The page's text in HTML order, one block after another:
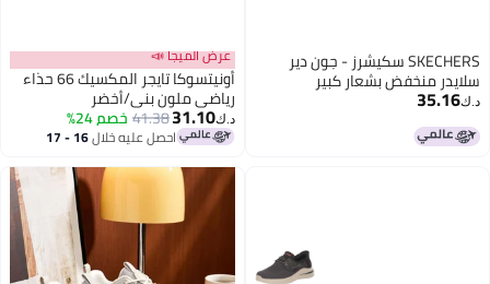
SKECHERS سكيشرز - جون دير
سلايدر منخفض بشعار كبير
د.ك‏35.16
عرض الميجا 📣
أونيتسوكا تايجر المكسيك 66 حذاء
رياضي ملون بني/أخضر
د.ك‏31.10
41.38خصم 24%
احصل عليه خلال 16 - 17